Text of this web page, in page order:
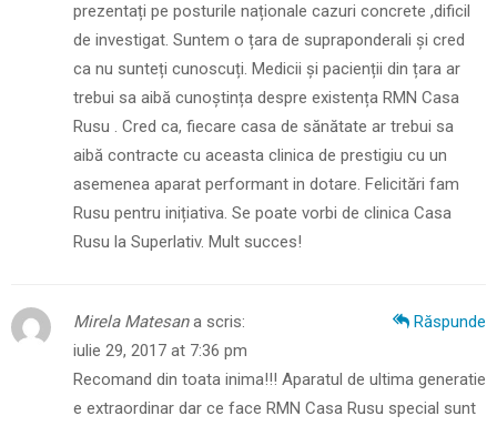
prezentați pe posturile naționale cazuri concrete ,dificil
de investigat. Suntem o țara de supraponderali și cred
ca nu sunteți cunoscuți. Medicii și pacienții din țara ar
trebui sa aibă cunoștința despre existența RMN Casa
Rusu . Cred ca, fiecare casa de sănătate ar trebui sa
aibă contracte cu aceasta clinica de prestigiu cu un
asemenea aparat performant in dotare. Felicitări fam
Rusu pentru inițiativa. Se poate vorbi de clinica Casa
Rusu la Superlativ. Mult succes!
Răspunde
Mirela Matesan a scris:
iulie 29, 2017 at 7:36 pm
Recomand din toata inima!!! Aparatul de ultima generatie
e extraordinar dar ce face RMN Casa Rusu special sunt